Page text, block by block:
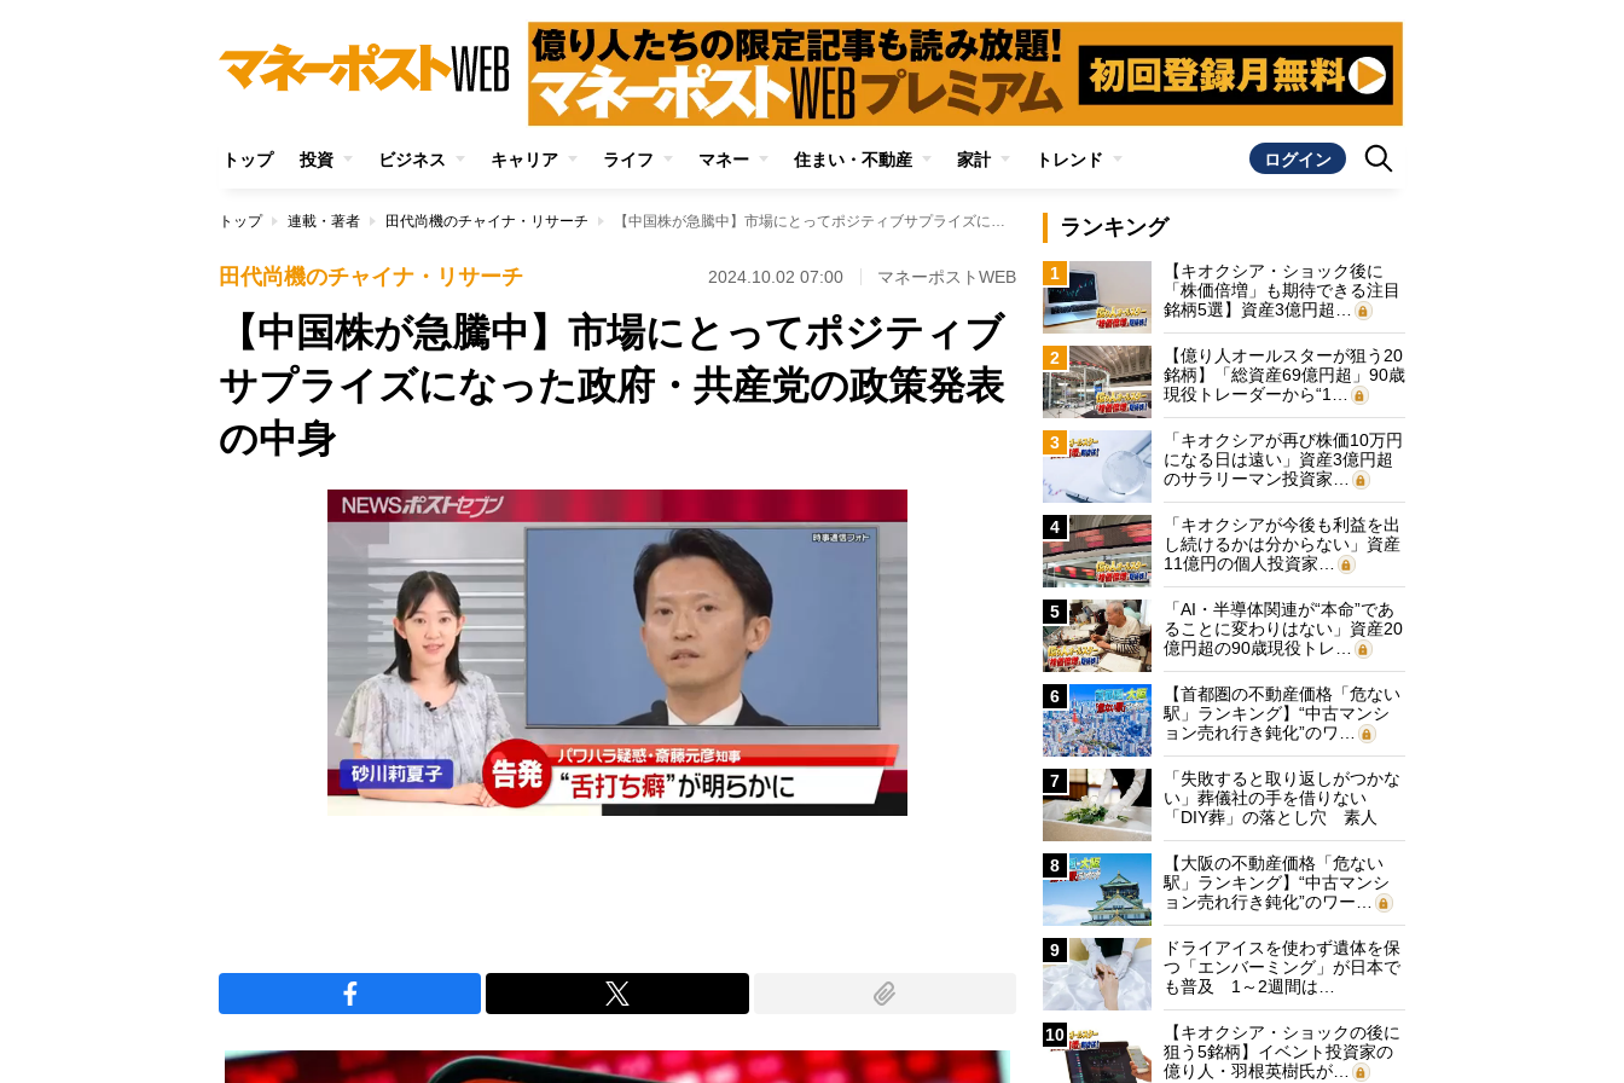
トップ 投資 ビジネス キャリア ライフ マネー 住まい・不動産 家計 トレンド ログイン
トップ 連載・著者 田代尚機のチャイナ・リサーチ 【中国株が急騰中】市場にとってポジティブサプライズになった政府・共産党の政策発表の中身
田代尚機のチャイナ・リサーチ 2024.10.02 07:00 マネーポストWEB
【中国株が急騰中】市場にとってポジティブ
サプライズになった政府・共産党の政策発表
の中身
ランキング
1
【キオクシア・ショック後に
「株価倍増」も期待できる注目
銘柄5選】資産3億円超…
2
【億り人オールスターが狙う20
銘柄】「総資産69億円超」90歳
現役トレーダーから“1…
3
「キオクシアが再び株価10万円
になる日は遠い」資産3億円超
のサラリーマン投資家…
4
「キオクシアが今後も利益を出
し続けるかは分からない」資産
11億円の個人投資家…
5
「AI・半導体関連が“本命”であ
ることに変わりはない」資産20
億円超の90歳現役トレ…
6
【首都圏の不動産価格「危ない
駅」ランキング】“中古マンシ
ョン売れ行き鈍化”のワ…
7
「失敗すると取り返しがつかな
い」葬儀社の手を借りない
「DIY葬」の落とし穴 素人
に…
8
【大阪の不動産価格「危ない
駅」ランキング】“中古マンシ
ョン売れ行き鈍化”のワー…
9
ドライアイスを使わず遺体を保
つ「エンバーミング」が日本で
も普及 1～2週間は…
10
【キオクシア・ショックの後に
狙う5銘柄】イベント投資家の
億り人・羽根英樹氏が…